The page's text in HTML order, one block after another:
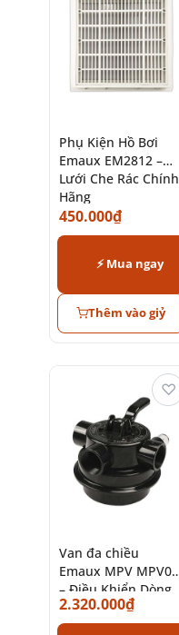
Phụ Kiện Hồ Bơi
Emaux EM2812 –
Lưới Che Rác Chính
Hãng
450.000₫
⚡ Mua ngay
Thêm vào giỷ
Van đa chiều
Emaux MPV MPV05
– Điều Khiển Dòng
Nước Hồ Bơi Chính
Xác
2.320.000₫
♡